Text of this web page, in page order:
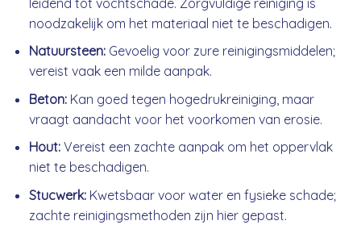
noodzakelijk om het materiaal niet te beschadigen.
Natuursteen:Gevoelig voor zure reinigingsmiddelen;
vereist vaak een milde aanpak.
Beton:Kan goed tegen hogedrukreiniging, maar
vraagt aandacht voor het voorkomen van erosie.
Hout:Vereist een zachte aanpak om het oppervlak
niet te beschadigen.
Stucwerk:Kwetsbaar voor water en fysieke schade;
zachte reinigingsmethoden zijn hier gepast.